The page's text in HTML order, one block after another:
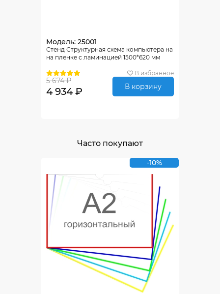
Модель: 25001
Стенд Структурная схема компьютера на
на пленке с ламинацией 1500*620 мм
В избранное
5 674 ₽
4 934 ₽ В корзину
Часто покупают
-10%